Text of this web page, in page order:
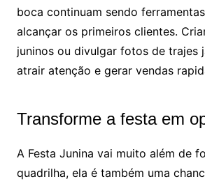
boca continuam sendo
alcançar os primeiros clientes.
juninos ou divulgar fotos de trajes
atrair atenção e gerar vendas
Transforme a festa em
A Festa Junina vai muito além de
quadrilha, ela é também uma